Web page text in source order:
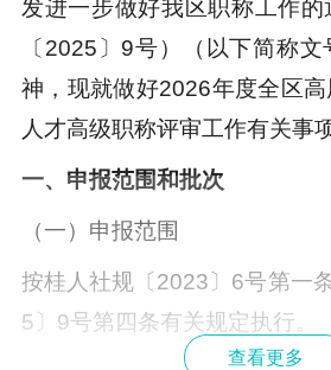
发进一步做好我区职称工作
〔2025〕9号）（以下简称
神，现就做好2026年度全区
人才高级职称评审工作有关事
一、申报范围和批次
（一）申报范围
按桂人社规〔2023〕6号第一
5〕9号第四条有关规定执行。
查看更多